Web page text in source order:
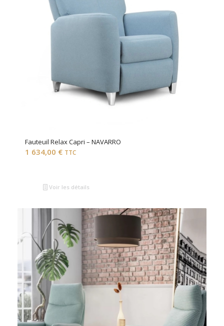
Fauteuil Relax Capri – NAVARRO
1 634,00 € TTC
Voir les détails